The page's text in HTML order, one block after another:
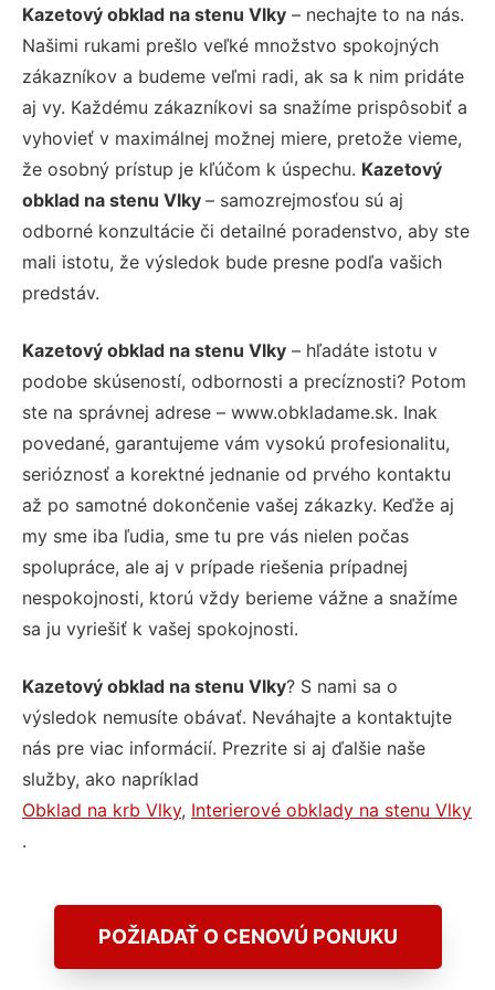
Kazetový obklad na stenu Vlky – nechajte to na nás.
Našimi rukami prešlo veľké množstvo spokojných
zákazníkov a budeme veľmi radi, ak sa k nim pridáte
aj vy. Každému zákazníkovi sa snažíme prispôsobiť a
vyhovieť v maximálnej možnej miere, pretože vieme,
že osobný prístup je kľúčom k úspechu. Kazetový
obklad na stenu Vlky – samozrejmosťou sú aj
odborné konzultácie či detailné poradenstvo, aby ste
mali istotu, že výsledok bude presne podľa vašich
predstáv.
Kazetový obklad na stenu Vlky – hľadáte istotu v
podobe skúseností, odbornosti a precíznosti? Potom
ste na správnej adrese – www.obkladame.sk. Inak
povedané, garantujeme vám vysokú profesionalitu,
serióznosť a korektné jednanie od prvého kontaktu
až po samotné dokončenie vašej zákazky. Keďže aj
my sme iba ľudia, sme tu pre vás nielen počas
spolupráce, ale aj v prípade riešenia prípadnej
nespokojnosti, ktorú vždy berieme vážne a snažíme
sa ju vyriešiť k vašej spokojnosti.
Kazetový obklad na stenu Vlky? S nami sa o
výsledok nemusíte obávať. Neváhajte a kontaktujte
nás pre viac informácií. Prezrite si aj ďalšie naše
služby, ako napríklad
Obklad na krb Vlky, Interierové obklady na stenu Vlky
.
POŽIADAŤ O CENOVÚ PONUKU